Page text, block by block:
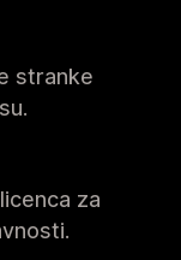
stranke
za